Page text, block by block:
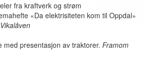
fra kraftverk og strøm
«Da elektrisiteten kom til Oppdal»
med presentasjon av traktorer. Framom